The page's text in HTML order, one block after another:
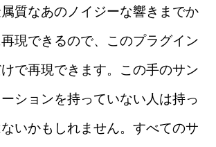
質なあのノイジーな響きまでか
現できるので、このプラグイン
で再現できます。この手のサン
ションを持っていない人は持っ
いかもしれません。すべてのサ